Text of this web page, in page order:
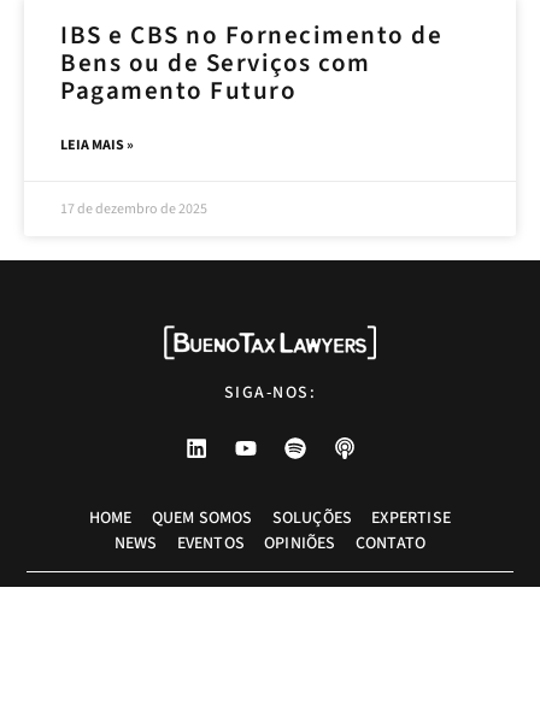
IBS e CBS no Fornecimento de
Bens ou de Serviços com
Pagamento Futuro
LEIA MAIS »
17 de dezembro de 2025
SIGA-NOS:
HOME QUEM SOMOS SOLUÇÕES
EXPERTISE
NEWS
EVENTOS OPINIÕES CONTATO